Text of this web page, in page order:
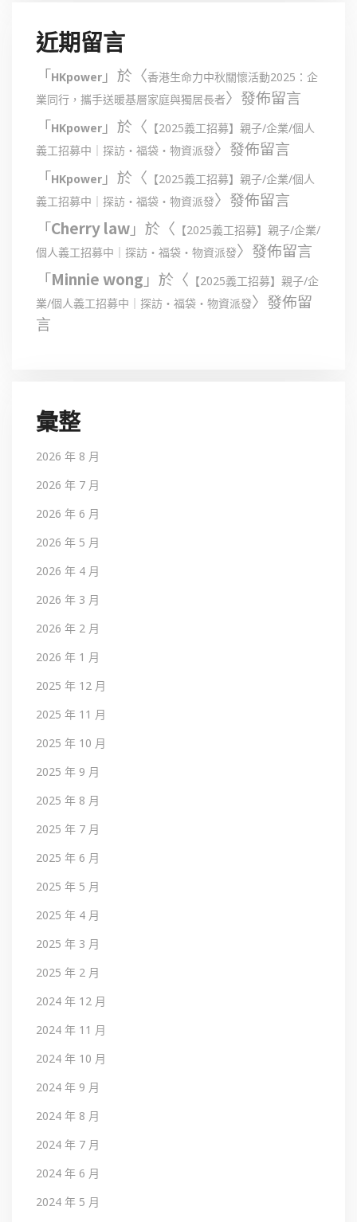
近期留言
「HKpower 」於〈香港生命力中秋關懷活動2025：企
業同行，攜手送暖基層家庭與獨居長者〉發佈留言
「HKpower 」於〈 【2025義工招募】親子/企業/個人
義工招募中｜探訪・福袋・物資派發〉發佈留言
「HKpower 」於〈 【2025義工招募】親子/企業/個人
義工招募中｜探訪・福袋・物資派發〉發佈留言
「Cherry law」於〈 【2025義工招募】親子/企業/
個人義工招募中｜探訪・福袋・物資派發〉發佈留言
「Minnie wong 」於〈 【2025義工招募】親子/企
業/個人義工招募中｜探訪・福袋・物資派發〉發佈留
言
彙整
2026 年 8 月
2026 年 7 月
2026 年 6 月
2026 年 5 月
2026 年 4 月
2026 年 3 月
2026 年 2 月
2026 年 1 月
2025 年 12 月
2025 年 11 月
2025 年 10 月
2025 年 9 月
2025 年 8 月
2025 年 7 月
2025 年 6 月
2025 年 5 月
2025 年 4 月
2025 年 3 月
2025 年 2 月
2024 年 12 月
2024 年 11 月
2024 年 10 月
2024 年 9 月
2024 年 8 月
2024 年 7 月
2024 年 6 月
2024 年 5 月